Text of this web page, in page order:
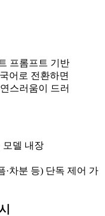
프롬프트 기반
어로 전환하면
스러움이 드러
델 내장
·차분 등) 단독 제어 가